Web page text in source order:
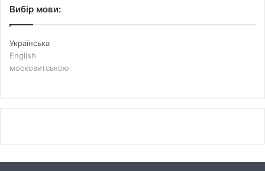
Вибір мови:
Українська
English
московитською